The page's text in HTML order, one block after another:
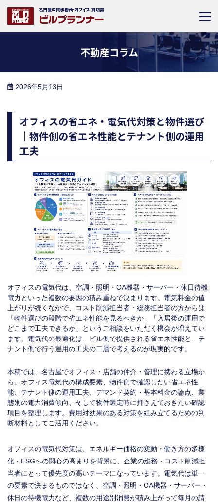
不動産コラム
2026年5月13日
オフィスの省エネ・電気代対策と物件選び
｜物件側の省エネ性能とテナント側の運用
工夫
オフィスの電気代は、空調・照明・OA機器・サーバー・休日待機
電力といった複数の要因の積み重ねで決まります。電気料金の値
上がりが続くなかで、コスト削減担当者・総務担当者の方からは
「物件選びの段階で省エネ性能を見るべきか」「入居後の運用で
どこまで工夫できるか」というご相談をいただく機会が増えてい
ます。電気代の最適化は、ビル側で提供される省エネ性能と、テ
ナント側で行う運用の工夫の二層で考えるのが現実的です。
本稿では、名古屋でオフィス・店舗の仲介・管理に携わる立場か
ら、オフィス電気代の構成要素、物件側で確認したい省エネ性
能、テナント側の運用工夫、デマンド契約・基本料金の論点、業
態別の電力消費傾向、そして物件選定時に押さえておきたい確認
項目を整理します。費用対効果のある対策を組み立てるための判
断材料としてご活用ください。
オフィスの電気代対策は、エネルギー価格の変動・働き方の多様
化・ESGへの関心の高まりを背景に、企業の総務・コスト削減担
当者にとって優先度の高いテーマになっています。電気代は単一
の要素で決まるものではなく、空調・照明・OA機器・サーバー・
休日の待機電力など、複数の用途別消費が積み上がって毎月の請